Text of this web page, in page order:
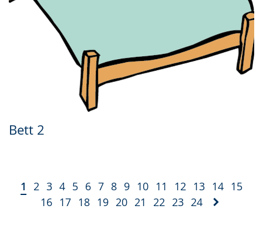
Bett 2
1 2 3 4 5 6 7 8 9 10 11 12 13 14 15
16 17 18 19 20 21 22 23 24